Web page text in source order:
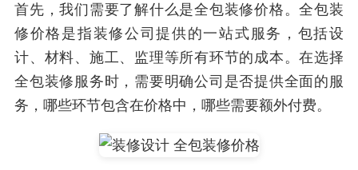
首先，我们需要了解什么是全包装修价格。全包装
修价格是指装修公司提供的一站式服务，包括设
计、材料、施工、监理等所有环节的成本。在选择
全包装修服务时，需要明确公司是否提供全面的服
务，哪些环节包含在价格中，哪些需要额外付费。